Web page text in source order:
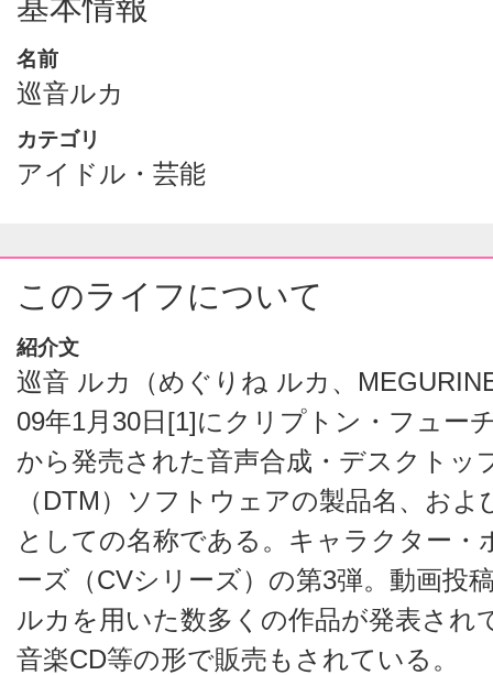
名前
巡音ルカ
カテゴリ
アイドル・芸能
このライフについて
紹介文
巡音 ルカ（めぐりね ルカ、
09年1月30日[1]にクリプトン・フュー
から発売された音声合成・デスクトッ
（DTM）ソフトウェアの製品名、お
としての名称である。キャラクター・
ーズ（CVシリーズ）の第3弾。動画投
ルカを用いた数多くの作品が発表され
音楽CD等の形で販売もされている。